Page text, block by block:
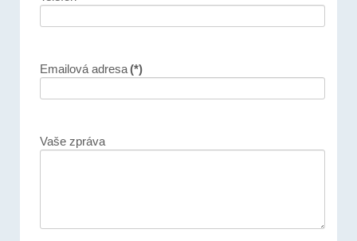
Emailová adresa(*)
Vaše zpráva